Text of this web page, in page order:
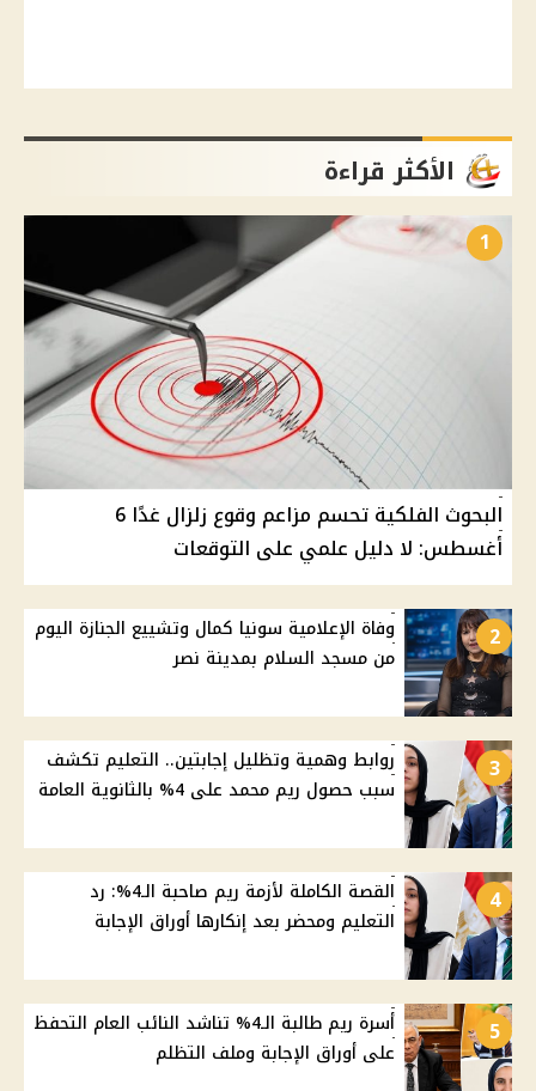
الأكثر قراءة
1
البحوث الفلكية تحسم مزاعم وقوع زلزال غدًا 6
أغسطس: لا دليل علمي على التوقعات
2
وفاة الإعلامية سونيا كمال وتشييع الجنازة اليوم
من مسجد السلام بمدينة نصر
3
روابط وهمية وتظليل إجابتين.. التعليم تكشف
سبب حصول ريم محمد على 4% بالثانوية العامة
4
القصة الكاملة لأزمة ريم صاحبة الـ4%: رد
التعليم ومحضر بعد إنكارها أوراق الإجابة
5
أسرة ريم طالبة الـ4% تناشد النائب العام التحفظ
على أوراق الإجابة وملف التظلم